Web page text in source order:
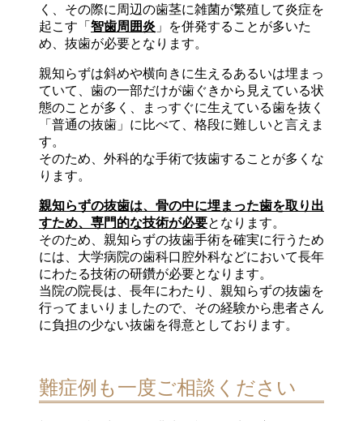
く、その際に周辺の歯茎に雑菌が繁殖して炎症を
起こす「 智歯周囲炎 」を併発することが多いた
め、抜歯が必要となります。
親知らずは斜めや横向きに生えるあるいは埋まっ
ていて、歯の一部だけが歯ぐきから見えている状
態のことが多く、まっすぐに生えている歯を抜く
「普通の抜歯」に比べて、格段に難しいと言えま
す。
そのため、外科的な手術で抜歯することが多くな
ります。
親知らずの抜歯は、骨の中に埋まった歯を取り出
すため、専門的な技術が必要となります。
そのため、親知らずの抜歯手術を確実に行うため
には、大学病院の歯科口腔外科などにおいて長年
にわたる技術の研鑽が必要となります。
当院の院長は、長年にわたり、親知らずの抜歯を
行ってまいりましたので、その経験から患者さん
に負担の少ない抜歯を得意としております。
難症例も一度ご相談ください